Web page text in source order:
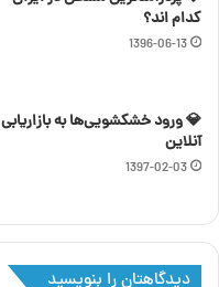
کدام اند؟
1396-06-13
💎 ورود خشکشویی‌ها به بازاریابی
آنلاین
1397-02-03
دیدگاهتان را بنویسید